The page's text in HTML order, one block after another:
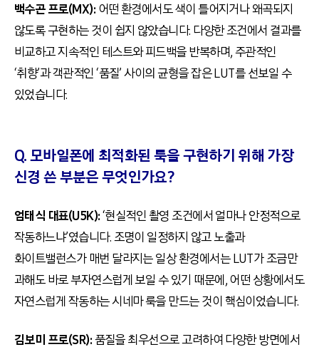
백수곤 프로(MX):어떤 환경에서도 색이 틀어지거나 왜곡되지
않도록 구현하는 것이 쉽지 않았습니다. 다양한 조건에서 결과를
비교하고 지속적인 테스트와 피드백을 반복하며, 주관적인
‘취향’과 객관적인 ‘품질’ 사이의 균형을 잡은 LUT를 선보일 수
있었습니다.
Q. 모바일폰에 최적화된 룩을 구현하기 위해 가장
신경 쓴 부분은 무엇인가요?
엄태식 대표(U5K):‘현실적인 촬영 조건에서 얼마나 안정적으로
작동하느냐’였습니다. 조명이 일정하지 않고 노출과
화이트밸런스가 매번 달라지는 일상 환경에서는 LUT가 조금만
과해도 바로 부자연스럽게 보일 수 있기 때문에, 어떤 상황에서도
자연스럽게 작동하는 시네마 룩을 만드는 것이 핵심이었습니다.
김보미 프로(SR):품질을 최우선으로 고려하여 다양한 방면에서